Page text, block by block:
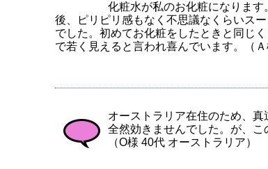
化粧水が私のお化粧になりま
後、ピリピリ感もなく不思議なくらいス
でした。初めてお化粧をしたときと同じ
で若く見えると言われ喜んでいます。（
オーストラリア在住のため、
全然効きませんでした。が、
（O様 40代 オーストラリア）